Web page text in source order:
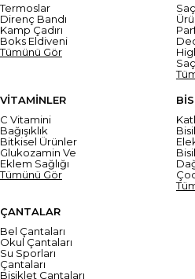
Termoslar
Direnç Bandı
Kamp Çadırı
Boks Eldiveni
Tümünü Gör
VİTAMİNLER
C Vitamini
Bağışıklık
Bitkisel Ürünler
Glukozamin Ve
Eklem Sağlığı
Tümünü Gör
ÇANTALAR
Bel Çantaları
Okul Çantaları
Su Sporları
Çantaları
Bisiklet Çantaları